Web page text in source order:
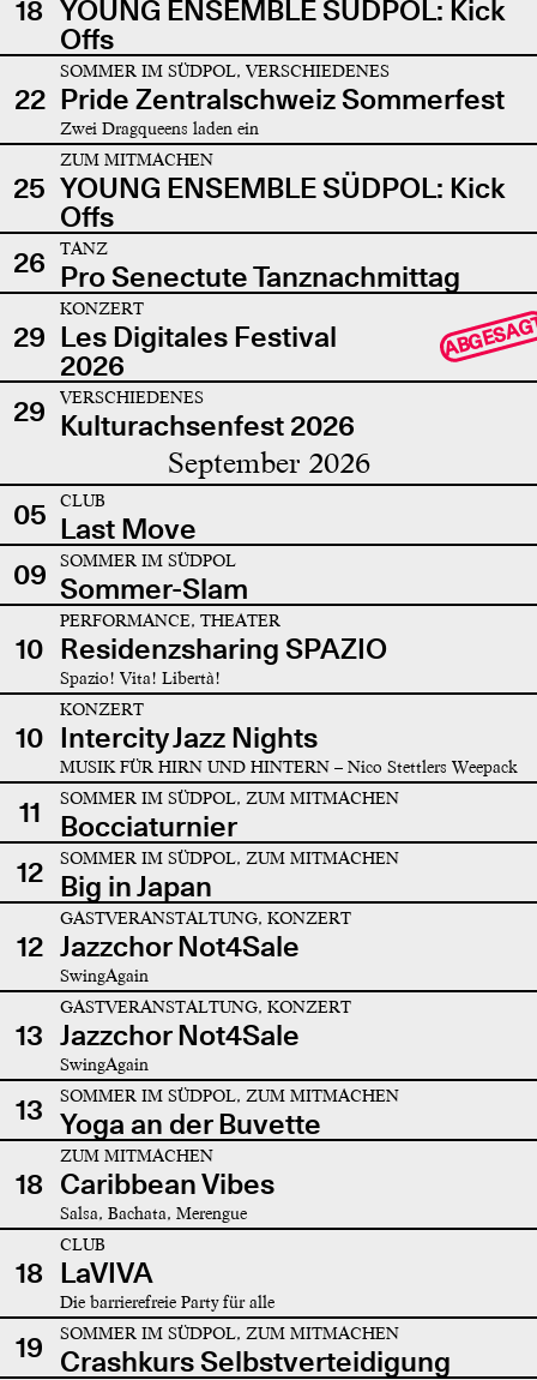
18 YOUNG ENSEMBLE SÜDPOL: Kick
Offs
22
SOMMER IM SÜDPOL, VERSCHIEDENES
Pride Zentralschweiz Sommerfest
Zwei Dragqueens laden ein
25
ZUM MITMACHEN
YOUNG ENSEMBLE SÜDPOL: Kick
Offs
26
TANZ
Pro Senectute Tanznachmittag
29
KONZERT
Les Digitales Festival
2026
29 VERSCHIEDENES
Kulturachsenfest 2026
September 2026
05 CLUB
Last Move
09
SOMMER IM SÜDPOL
Sommer-Slam
10
PERFORMANCE, THEATER
Residenzsharing SPAZIO
Spazio! Vita! Libertà!
10
KONZERT
Intercity Jazz Nights
MUSIK FÜR HIRN UND HINTERN – Nico Stettlers Weepack
11 SOMMER IM SÜDPOL, ZUM MITMACHEN
Bocciaturnier
12
SOMMER IM SÜDPOL, ZUM MITMACHEN
Big in Japan
12
GASTVERANSTALTUNG, KONZERT
Jazzchor Not4Sale
SwingAgain
13
GASTVERANSTALTUNG, KONZERT
Jazzchor Not4Sale
SwingAgain
13 SOMMER IM SÜDPOL, ZUM MITMACHEN
Yoga an der Buvette
18
ZUM MITMACHEN
Caribbean Vibes
Salsa, Bachata, Merengue
18
CLUB
LaVIVA
Die barrierefreie Party für alle
19 SOMMER IM SÜDPOL, ZUM MITMACHEN
Crashkurs Selbstverteidigung